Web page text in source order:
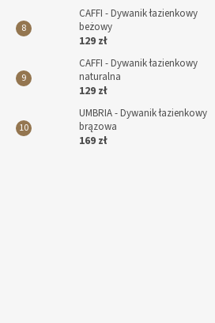
CAFFI - Dywanik łazienkowy
beżowy
129 zł
CAFFI - Dywanik łazienkowy
naturalna
129 zł
UMBRIA - Dywanik łazienkowy
brązowa
169 zł